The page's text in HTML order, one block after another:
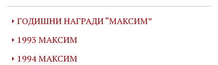
ГОДИШНИ НАГРАДИ “МАКСИМ”
1993 МАКСИМ
1994 МАКСИМ